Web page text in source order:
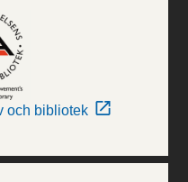
och bibliotek